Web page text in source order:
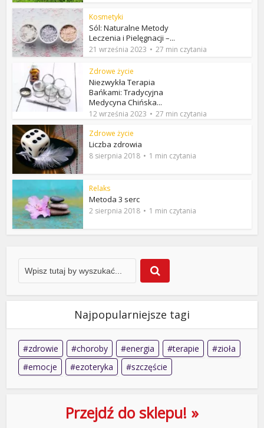
Kosmetyki
Sól: Naturalne Metody
Leczenia i Pielęgnacji –...
21 września 2023 27 min czytania
Zdrowe życie
Niezwykła Terapia
Bańkami: Tradycyjna
Medycyna Chińska...
12 września 2023
27 min czytania
Zdrowe życie
Liczba zdrowia
8 sierpnia 2018 1 min czytania
Relaks
Metoda 3 serc
2 sierpnia 2018 1 min czytania
Najpopularniejsze tagi
zdrowie choroby energia terapie
zioła
emocje
ezoteryka szczęście
Przejdź do sklepu! »